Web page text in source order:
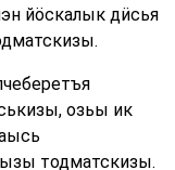
йӧскалык дӥсья
озьы ик
тодматскизы.